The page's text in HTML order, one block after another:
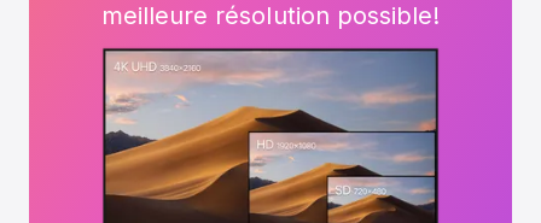
meilleure résolution possible!